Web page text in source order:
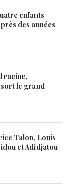
enfants
des années
racine,
sort le grand
Talon, Louis
et Adidjatou